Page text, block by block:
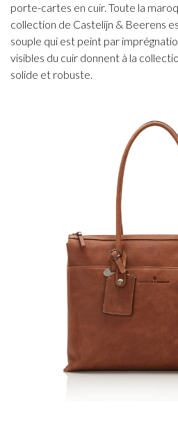
porte-cartes en cuir. Toute la
collection de Castelijn & Beerens
souple qui est peint par
visibles du cuir donnent à la
solide et robuste.